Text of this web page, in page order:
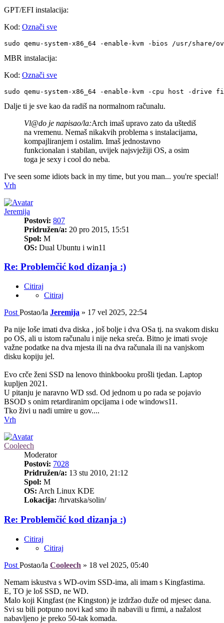
GPT/EFI instalacija:
Kod: Označi sve
sudo qemu-system-x86_64 -enable-kvm -bios /usr/
MBR instalacija:
Kod: Označi sve
sudo qemu-system-x86_64 -enable-kvm -cpu host -
Dalje ti je sve kao da radiš na normalnom računalu.
Vl@do je napisao/la:Arch imaš upravo zato da uštediš
na vremenu. Nemaš nikakvih problema s instalacijama,
kompajliranjem i ostalim. Imaš jednostavno
funkcionalan i stabilan, uvijek najsvježiji OS, a osim
toga je sexy i cool do neba.
I've seen some idiots back in my time, but you man... you're special!
Vrh
Jeremija
Postovi: 807
Pridružen/a: 20 pro 2015, 15:51
Spol: M
OS: Dual Ubuntu i win11
Re: Problemčić kod dizanja :)
Citiraj
Citiraj
Post Postao/la Jeremija » 17 vel 2025, 22:54
Pa nije loše imati dva diska , još bolje i dva OSa tj. na svakom disku
po OS, ali u istom računalu i nije neka sreća. Bitno je imati svoje
važne podatke na dva mjesta ili na dva računala ili na vanjskom
disku kopiju jel.
Evo crče ženi SSD na lenovo thinkbooku prošli tjedan. Laptop
kupljen 2021.
U pitanju je naravno WD ssd. Od jednom u po rada se pojavio
BSOD s onim retardiranim opcijama i ode windows11.
Tko živi u nadi umire u gov....
Vrh
Cooleech
Moderator
Postovi: 7028
Pridružen/a: 13 stu 2010, 21:12
Spol: M
OS: Arch Linux KDE
Lokacija: /hrvatska/solin/
Re: Problemčić kod dizanja :)
Citiraj
Citiraj
Post Postao/la Cooleech » 18 vel 2025, 05:40
Nemam iskustva s WD-ovim SSD-ima, ali imam s Kingfastima.
E, TO je loš SSD, ne WD.
Malo koji Kingfast (ne Kingston) je izdržao duže od mjesec dana.
Svi su bili potpuno novi kad smo ih nabavili u firmi, a nažalost
nabavljeno je preko 50-tak komada.